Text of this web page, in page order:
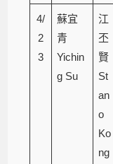
4/
2
3
蘇宜
青
Yichin
g Su
江
丕
賢
St
an
o
Ko
ng